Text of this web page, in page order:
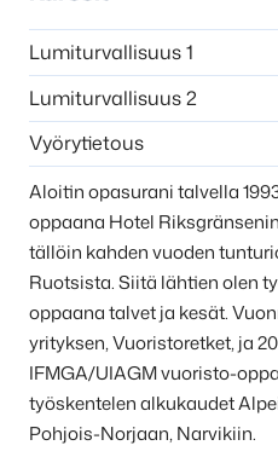
Lumiturvallisuus 1
Lumiturvallisuus 2
Vyörytietous
Aloitin opasurani talvella
oppaana Hotel
tällöin kahden vuoden
Ruotsista. Siitä lähtien olen
oppaana talvet ja kesät.
yrityksen, Vuoristoretket, ja
IFMGA/UIAGM vuoristo-
työskentelen alkukaudet
Pohjois-Norjaan, Narvikiin.